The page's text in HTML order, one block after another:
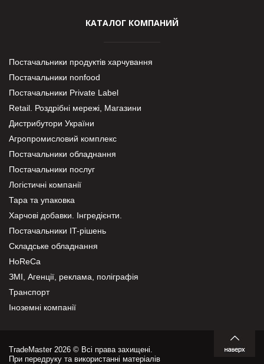
КАТАЛОГ КОМПАНИЙ
Постачальники продуктів харчування
Постачальники nonfood
Постачальники Private Label
Retail. Роздрібні мережі, Магазини
Дистрибутори України
Агропромисловий комплекс
Постачальники обладнання
Постачальники послуг
Логістичні компанії
Тара та упаковка
Харчові добавки. Інгредієнти.
Постачальники IT-рішень
Складське обладнання
HoReCa
ЗМІ, Агенції, реклама, поліграфія
Транспорт
Іноземні компанії
TradeMaster 2026 © Всі права захищені.
При передруку та використанні матеріалів